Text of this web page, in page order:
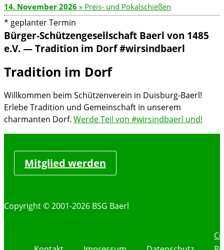
14. November 2026 » Preis- und Pokalschießen
* geplanter Termin
Bürger-Schützengesellschaft Baerl von 1485
e.V. — Tradition im Dorf #wirsindbaerl
Tradition im Dorf
Willkommen beim Schützenverein in Duisburg-Baerl!
Erlebe Tradition und Gemeinschaft in unserem
charmanten Dorf. Werde Teil von #wirsindbaerl und!
Mitglied werden
Copyright © 2001-2026 BSG Baerl